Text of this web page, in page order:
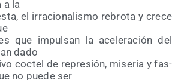
a la
el irra­cio­na­lis­mo rebro­ta y cre­ce
que impul­san la ace­le­ra­ción del
dado
coc­tel de repre­sión, mise­ria y fas­
no pue­de ser